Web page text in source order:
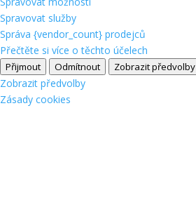
Spravovat služby
Správa {vendor_count} prodejců
Přečtěte si více o těchto účelech
Přijmout Odmítnout Zobrazit předvolby
Zobrazit předvolby
Zásady cookies